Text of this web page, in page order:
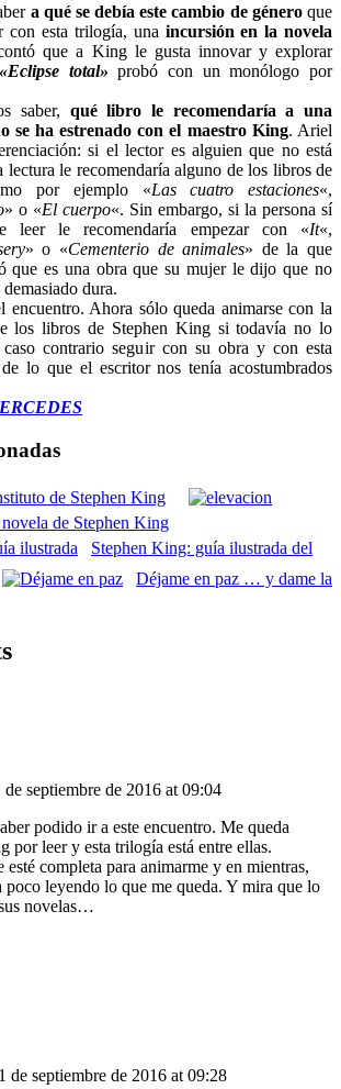
a qué se debía este cambio de géneroque
con esta trilogía, una incursión en la novela
que a King le gusta innovar y explorar
total» probó con un monólogo por
saber, qué libro le recomendaría a una
se ha estrenado con el maestro King. Ariel
si el lector es alguien que no está
lectura le recomendaría alguno de los libros de
por ejemplo «Las cuatro estaciones«,
» o «El cuerpo«. Sin embargo, si la persona sí
leer le recomendaría empezar con «It«,
» o «Cementerio de animales» de la que
que es una obra que su mujer le dijo que no
dura.
encuentro. Ahora sólo queda animarse con la
los libros de Stephen King si todavía no lo
contrario seguir con su obra y con esta
lo que el escritor nos tenía acostumbrados
de Stephen King
de Stephen King
Stephen King: guía ilustrada del
Déjame en paz … y dame la
de septiembre de 2016 at 09:04
podido ir a este encuentro. Me queda
por leer y esta trilogía está entre ellas.
esté completa para animarme y en mientras,
poco leyendo lo que me queda. Y mira que lo
novelas…
de septiembre de 2016 at 09:28